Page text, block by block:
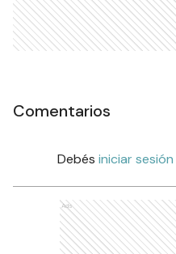
Comentarios
Debés iniciar sesión
Ads